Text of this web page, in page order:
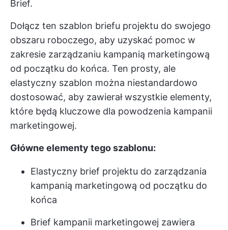
Brief.
Dołącz ten szablon briefu projektu do swojego
obszaru roboczego, aby uzyskać pomoc w
zakresie zarządzaniu kampanią marketingową
od początku do końca. Ten prosty, ale
elastyczny szablon można niestandardowo
dostosować, aby zawierał wszystkie elementy,
które będą kluczowe dla powodzenia kampanii
marketingowej.
Główne elementy tego szablonu:
Elastyczny brief projektu do zarządzania
kampanią marketingową od początku do
końca
Brief kampanii marketingowej zawiera